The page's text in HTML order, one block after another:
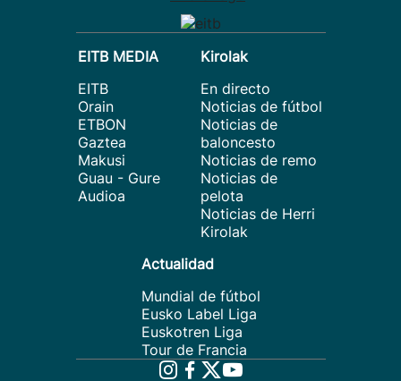
EITB MEDIA
EITB
Orain
ETBON
Gaztea
Makusi
Guau - Gure
Audioa
Kirolak
En directo
Noticias de fútbol
Noticias de
baloncesto
Noticias de remo
Noticias de
pelota
Noticias de Herri
Kirolak
Actualidad
Mundial de fútbol
Eusko Label Liga
Euskotren Liga
Tour de Francia